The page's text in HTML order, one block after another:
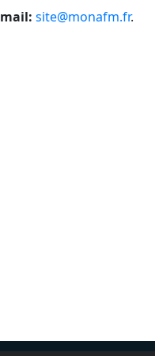
site@monafm.fr.